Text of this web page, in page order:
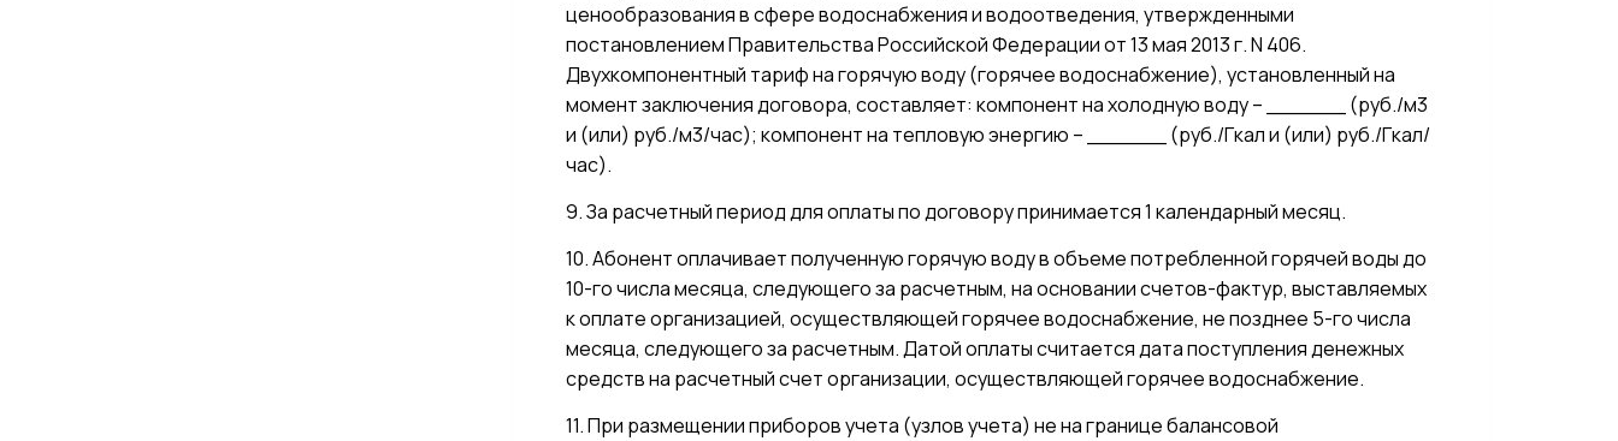
ценообразования в сфере водоснабжения и водоотведения, утвержденными
постановлением Правительства Российской Федерации от 13 мая 2013 г. N 406.
Двухкомпонентный тариф на горячую воду (горячее водоснабжение), установленный на
момент заключения договора, составляет: компонент на холодную воду – ______ (руб./м3
и (или) руб./м3/час); компонент на тепловую энергию – ______ (руб./Гкал и (или) руб./Гкал/
час).
9. За расчетный период для оплаты по договору принимается 1 календарный месяц.
10. Абонент оплачивает полученную горячую воду в объеме потребленной горячей воды до
10-го числа месяца, следующего за расчетным, на основании счетов-фактур, выставляемых
к оплате организацией, осуществляющей горячее водоснабжение, не позднее 5-го числа
месяца, следующего за расчетным. Датой оплаты считается дата поступления денежных
средств на расчетный счет организации, осуществляющей горячее водоснабжение.
11. При размещении приборов учета (узлов учета) не на границе балансовой